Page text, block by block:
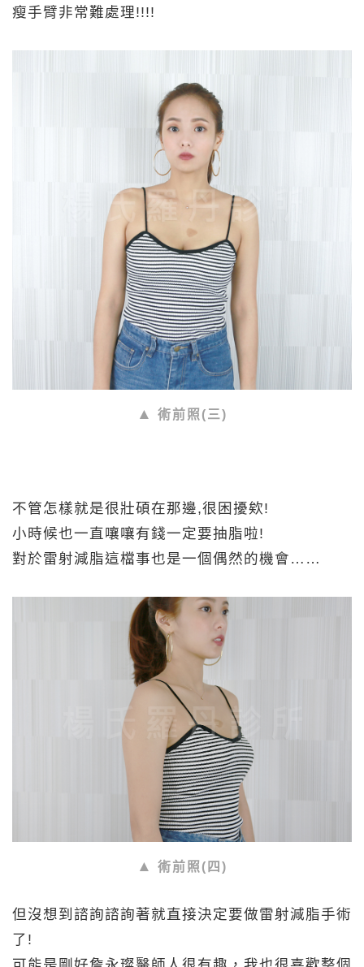
瘦手臂非常難處理!!!!
術前照(三)
不管怎樣就是很壯碩在那邊,很困擾欸!
小時候也一直嚷嚷有錢一定要抽脂啦!
對於雷射減脂這檔事也是一個偶然的機會……
術前照(四)
但沒想到諮詢諮詢著就直接決定要做雷射減脂手術
了!